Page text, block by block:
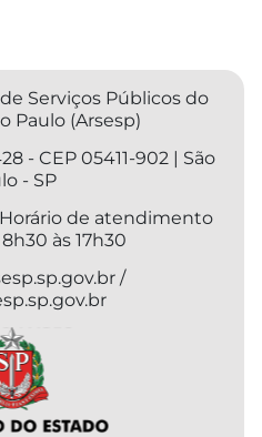
Serviços Públicos do
Paulo (Arsesp)
- CEP 05411-902 | São
- SP
Horário de atendimento
às 17h30
/